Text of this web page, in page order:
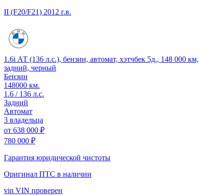
II (F20/F21) 2012 г.в.
1.6i АТ (136 л.с.), бензин, автомат, хэтчбек 5д., 148 000 км,
задний, черный
Бензин
148000 км.
1.6 / 136 л.с.
Задний
Автомат
3 владельца
от 638 000 ₽
780 000 ₽
Гарантия юридической чистоты
Оригинал ПТС в наличии
vin VIN проверен